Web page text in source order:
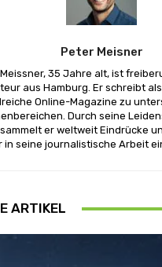
Peter Meisner
35 Jahre alt, ist
aus Hamburg. Er schreibt
Online-Magazine zu
Durch seine
er weltweit Eindrücke
in seine journalistische Arbeit
ARTIKEL